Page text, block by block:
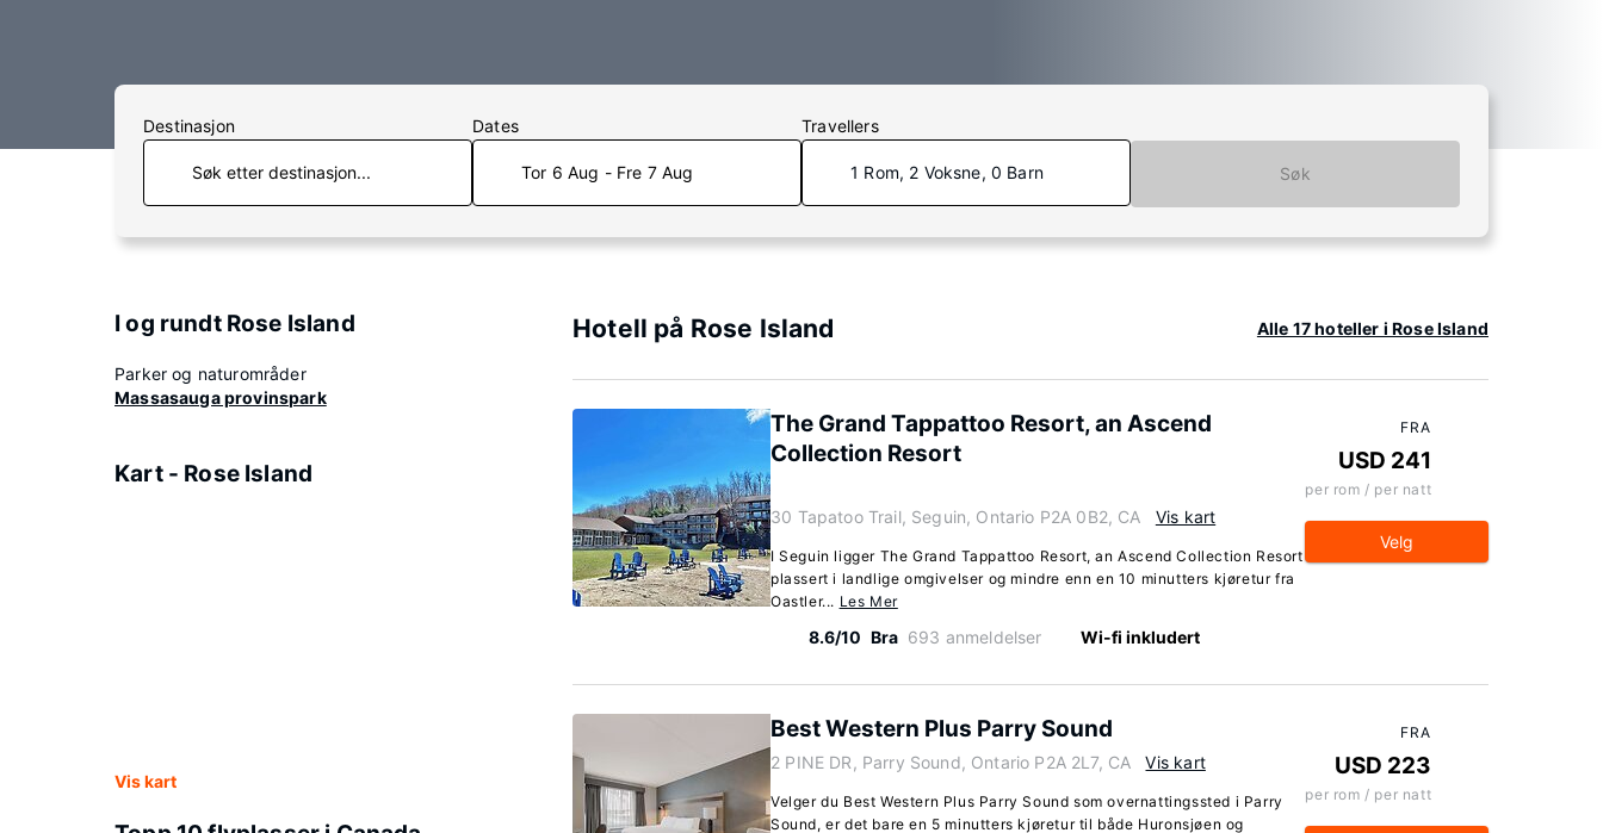
Destinasjon Dates
Tor 6 Aug - Fre 7 Aug
Travellers
1 Rom, 2 Voksne, 0 Barn Søk
I og rundt Rose Island
Parker og naturområder
Massasauga provinspark
Kart - Rose Island
Vis kart
Hotell på Rose Island Alle 17 hoteller i Rose Island
The Grand Tappattoo Resort, an Ascend
Collection Resort
30 Tapatoo Trail, Seguin, Ontario P2A 0B2, CA Vis kart
I Seguin ligger The Grand Tappattoo Resort, an Ascend Collection Resort
plassert i landlige omgivelser og mindre enn en 10 minutters kjøretur fra
Oastler... Les Mer
8.6/10 Bra 693 anmeldelser Wi-fi inkludert
FRA
USD 241
per rom / per natt
Velg
Best Western Plus Parry Sound
2 PINE DR, Parry Sound, Ontario P2A 2L7, CA Vis kart
Velger du Best Western Plus Parry Sound som overnattingssted i Parry
Sound, er det bare en 5 minutters kjøretur til både Huronsjøen og
FRA
USD 223
per rom / per natt